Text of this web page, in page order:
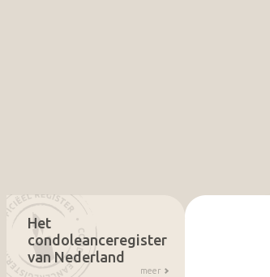
Het
condoleanceregister
van Nederland
meer